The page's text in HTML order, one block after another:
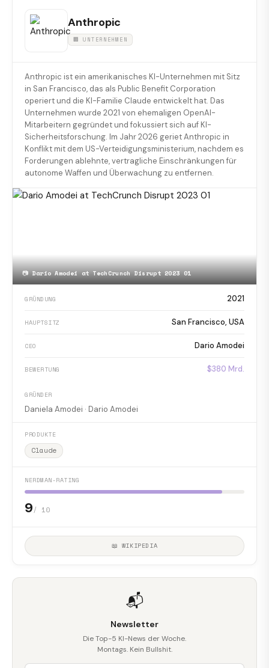
Anthropic
🏢 UNTERNEHMEN
Anthropic ist ein amerikanisches KI-Unternehmen mit Sitz
in San Francisco, das als Public Benefit Corporation
operiert und die KI-Familie Claude entwickelt hat. Das
Unternehmen wurde 2021 von ehemaligen OpenAI-
Mitarbeitern gegründet und fokussiert sich auf KI-
Sicherheitsforschung. Im Jahr 2026 geriet Anthropic in
Konflikt mit dem US-Verteidigungsministerium, nachdem es
Forderungen ablehnte, vertragliche Einschränkungen für
autonome Waffen und Überwachung zu entfernen.
📷Dario Amodei at TechCrunch Disrupt 2023 01
GRÜNDUNG 2021
HAUPTSITZ San Francisco, USA
CEO Dario Amodei
BEWERTUNG $380 Mrd.
GRÜNDER
Daniela Amodei · Dario Amodei
PRODUKTE
Claude
NERDMAN-RATING
9/ 10
📖 WIKIPEDIA
📬
Newsletter
Die Top-5 KI-News der Woche.
Montags. Kein Bullshit.